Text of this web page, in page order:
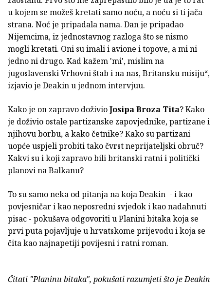
u kojem se možeš kretati samo noću, a noću si ti jača
strana. Noć je pripadala nama. Dan je pripadao
Nijemcima, iz jednostavnog razloga što se nismo
mogli kretati. Oni su imali i avione i topove, a mi ni
jedno ni drugo. Kad kažem 'mi', mislim na
jugoslavenski Vrhovni štab i na nas, Britansku misiju“,
izjavio je Deakin u jednom intervjuu.
Kako je on zapravo doživioJosipa Broza Tita? Kako
je doživio ostale partizanske zapovjednike, partizane i
njihovu borbu, a kako četnike? Kako su partizani
uopće uspjeli probiti tako čvrst neprijateljski obruč?
Kakvi su i koji zapravo bili britanski ratni i politički
planovi na Balkanu?
To su samo neka od pitanja na koja Deakin - i kao
povjesničar i kao neposredni svjedok i kao nadahnuti
pisac - pokušava odgovoriti u Planini bitaka koja se
prvi puta pojavljuje u hrvatskome prijevodu i koja se
čita kao najnapetiji povijesni i ratni roman.
Čitati "Planinu bitaka", pokušati razumjeti što je Deakin